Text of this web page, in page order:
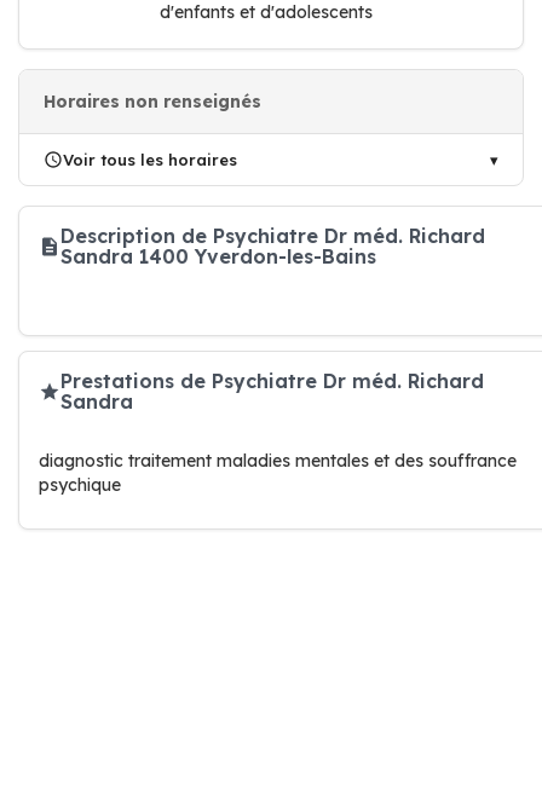
d'enfants et d'adolescents
Horaires non renseignés
Voir tous les horaires
Description de Psychiatre Dr méd. Richard
Sandra 1400 Yverdon-les-Bains
Prestations de Psychiatre Dr méd. Richard
Sandra
diagnostic traitement maladies mentales et des souffrance
psychique